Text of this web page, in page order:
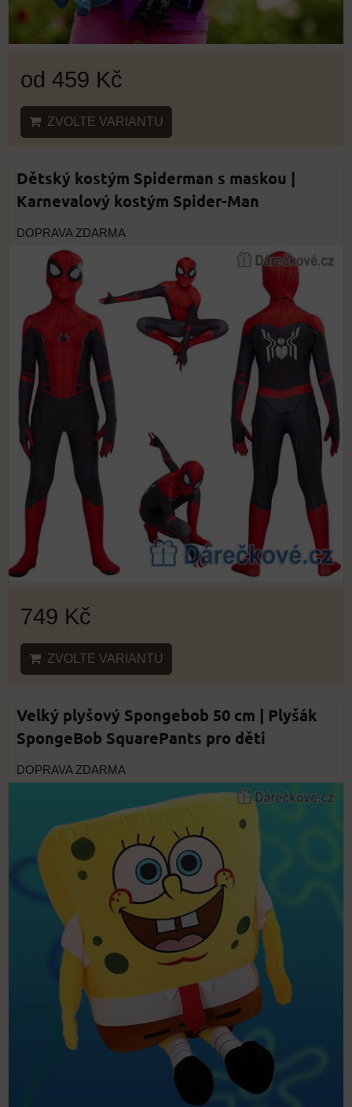
od 459 Kč
ZVOLTE VARIANTU
Dětský kostým Spiderman s maskou |
Karnevalový kostým Spider-Man
DOPRAVA ZDARMA
749 Kč
ZVOLTE VARIANTU
Velký plyšový Spongebob 50 cm | Plyšák
SpongeBob SquarePants pro děti
DOPRAVA ZDARMA